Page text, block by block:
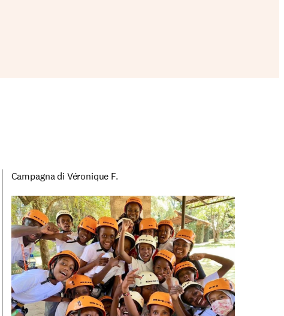
Campagna di Véronique F.